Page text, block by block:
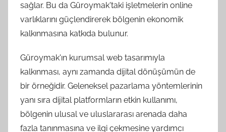
sağlar. Bu da Güroymak'taki işletmelerin online
varlıklarını güçlendirerek bölgenin ekonomik
kalkınmasına katkıda bulunur.
Güroymak'ın kurumsal web tasarımıyla
kalkınması, aynı zamanda dijital dönüşümün de
bir örneğidir. Geleneksel pazarlama yöntemlerinin
yanı sıra dijital platformların etkin kullanımı,
bölgenin ulusal ve uluslararası arenada daha
fazla tanınmasına ve ilgi çekmesine yardımcı